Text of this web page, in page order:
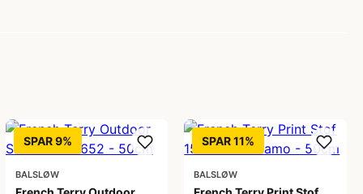
SPAR 9%
BALSLØW
SPAR 11%
BALSLØW